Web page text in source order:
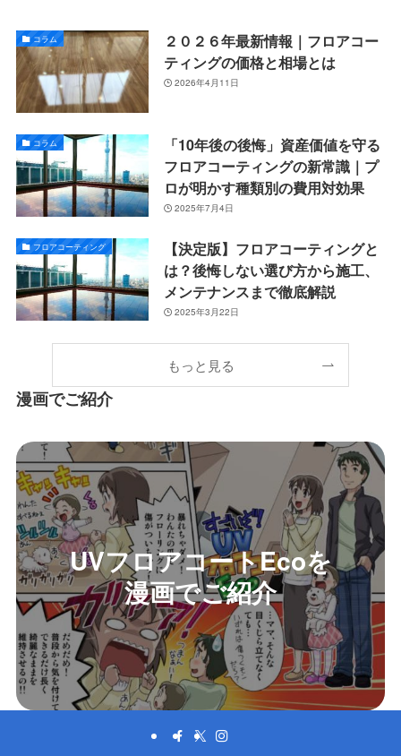
コラム
２０２６年最新情報｜フロアコー
ティングの価格と相場とは
2026年4月11日
コラム
「10年後の後悔」資産価値を守る
フロアコーティングの新常識｜プ
ロが明かす種類別の費用対効果
2025年7月4日
フロアコーティング
【決定版】フロアコーティングと
は？後悔しない選び方から施工、
メンテナンスまで徹底解説
2025年3月22日
もっと見る
漫画でご紹介
UVフロアコートEcoを
漫画でご紹介